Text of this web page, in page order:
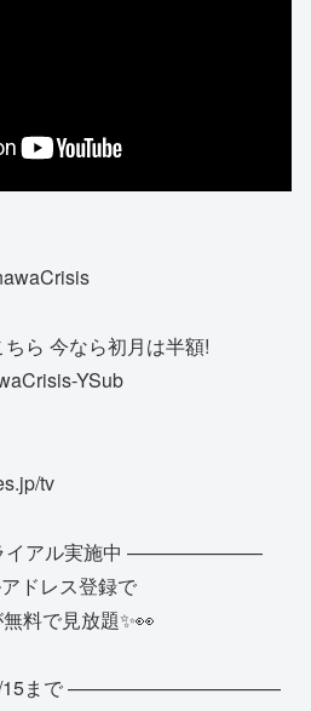
ら 今なら初月は半額!
YSub
tv
アル実施中 ———————
ドレス登録で
料で見放題✨👀
まで ———————————